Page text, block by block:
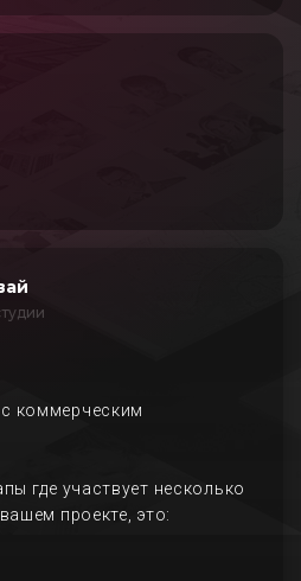
коммерческим
где участвует несколько
проекте, это: